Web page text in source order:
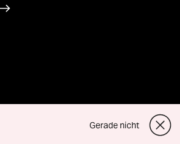
Gerade nicht